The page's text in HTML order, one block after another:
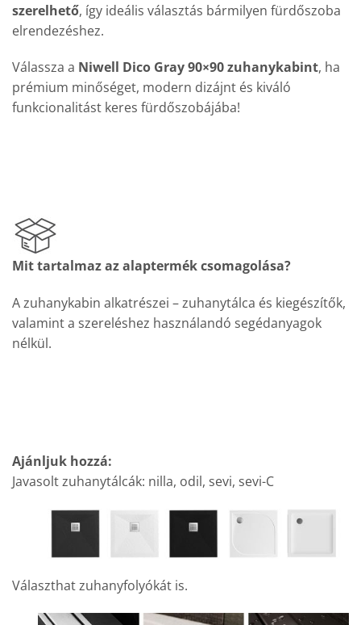
szerelhető, így ideális választás bármilyen fürdőszoba
elrendezéshez.
Válassza a Niwell Dico Gray 90×90 zuhanykabint, ha
prémium minőséget, modern dizájnt és kiváló
funkcionalitást keres fürdőszobájába!
Mit tartalmaz az alaptermék csomagolása?
A zuhanykabin alkatrészei – zuhanytálca és kiegészítők,
valamint a szereléshez használandó segédanyagok
nélkül.
Ajánljuk hozzá:
Javasolt zuhanytálcák: nilla, odil, sevi, sevi-C
Választhat zuhanyfolyókát is.